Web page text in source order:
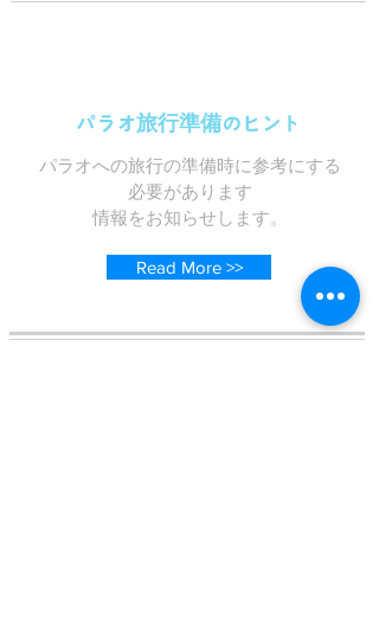
パラオ旅行準備のヒント
パラオへの旅行の準備時に参考にする
必要があります
情報をお知らせします。
Read More >>